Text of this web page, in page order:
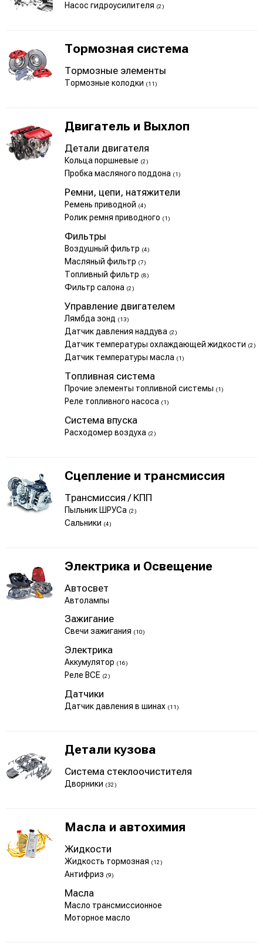
Насос гидроусилителя (2)
Тормозная система
Тормозные элементы
Тормозные колодки (11)
Двигатель и Выхлоп
Детали двигателя
Кольца поршневые (2)
Пробка масляного поддона (1)
Ремни, цепи, натяжители
Ремень приводной (4)
Ролик ремня приводного (1)
Фильтры
Воздушный фильтр (4)
Масляный фильтр (7)
Топливный фильтр (8)
Фильтр салона (2)
Управление двигателем
Лямбда зонд (13)
Датчик давления наддува (2)
Датчик температуры охлаждающей жидкости (2)
Датчик температуры масла (1)
Топливная система
Прочие элементы топливной системы (1)
Реле топливного насоса (1)
Система впуска
Расходомер воздуха (2)
Сцепление и трансмиссия
Трансмиссия / КПП
Пыльник ШРУСа (2)
Сальники (4)
Электрика и Освещение
Автосвет
Автолампы
Зажигание
Свечи зажигания (10)
Электрика
Аккумулятор (16)
Реле ВСЕ (2)
Датчики
Датчик давления в шинах (11)
Детали кузова
Система стеклоочистителя
Дворники (32)
Масла и автохимия
Жидкости
Жидкость тормозная (12)
Антифриз (9)
Масла
Масло трансмиссионное
Моторное масло